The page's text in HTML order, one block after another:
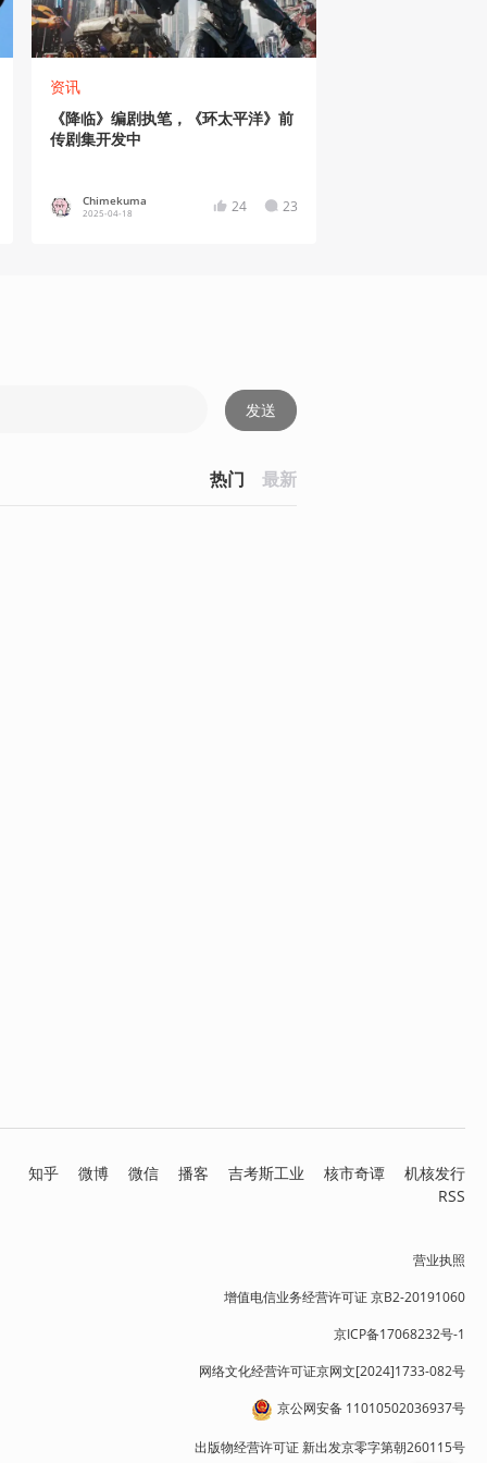
资讯
《降临》编剧执笔，《环太平洋》前
传剧集开发中
Chimekuma
2025-04-18 24 23
发送
热门 最新
知乎 微博 微信 播客 吉考斯工业 核市奇谭
机核发行
RSS
营业执照
增值电信业务经营许可证 京B2-20191060
京ICP备17068232号-1
网络文化经营许可证京网文[2024]1733-082号
京公网安备 11010502036937号
出版物经营许可证 新出发京零字第朝260115号